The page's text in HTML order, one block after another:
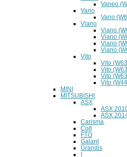
Vaneo
Vario
Vario
Viano
Viano
Viano
Viano
Viano
Vito
Vito
Vito
Vito
Vito
MINI
MITSUBISHI
ASX
ASX
ASX
Carisma
Colt
FTO
Galant
Grandis